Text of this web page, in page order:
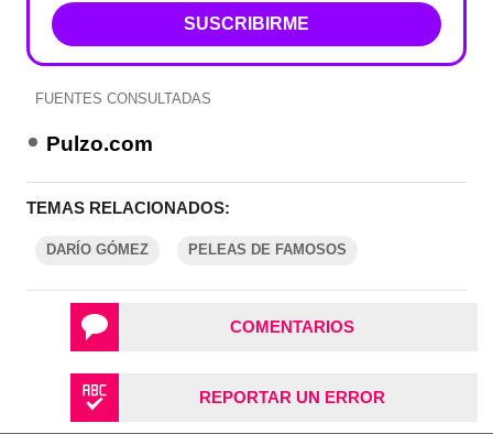
SUSCRIBIRME
FUENTES CONSULTADAS
Pulzo.com
TEMAS RELACIONADOS:
DARÍO GÓMEZ PELEAS DE FAMOSOS
COMENTARIOS
REPORTAR UN ERROR